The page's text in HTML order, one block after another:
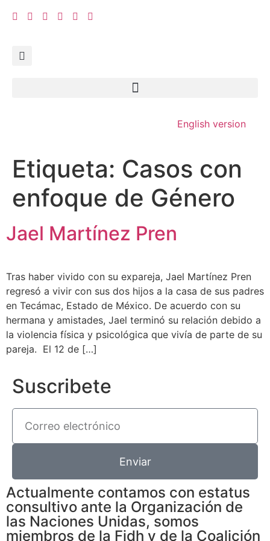
English version
Etiqueta: Casos con
enfoque de Género
Jael Martínez Pren
Tras haber vivido con su expareja, Jael Martínez Pren
regresó a vivir con sus dos hijos a la casa de sus padres
en Tecámac, Estado de México. De acuerdo con su
hermana y amistades, Jael terminó su relación debido a
la violencia física y psicológica que vivía de parte de su
pareja. El 12 de […]
Suscribete
Enviar
Actualmente contamos con estatus
consultivo ante la Organización de
las Naciones Unidas, somos
miembros de la Fidh y de la Coalición